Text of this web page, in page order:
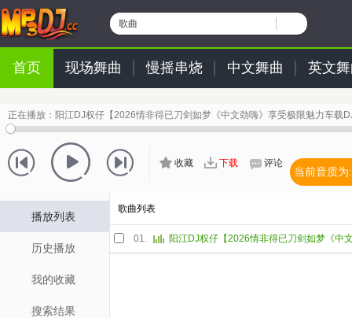
歌曲
首页 现场舞曲 慢摇串烧 中文舞曲 英文
正在播放： 阳江DJ权仔【2026情非得已刀剑如梦《中文劲嗨》享受极限魅力车载
收藏 下载 评论
当前音质为:
播放列表
历史播放
我的收藏
搜索结果
歌曲列表
01.